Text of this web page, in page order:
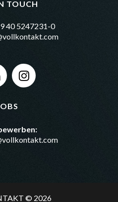
TOUCH
40 5247231-0
© 2026